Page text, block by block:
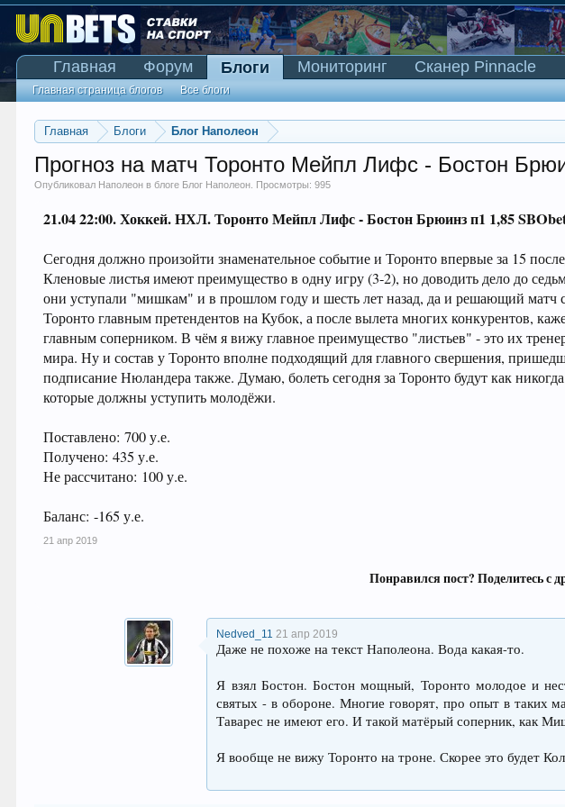
Главная Блоги Блог Наполеон
Прогноз на матч Торонто Мейпл Лифс - Бостон
Опубликовал Наполеон в блоге Блог Наполеон . Просмотры: 995
21.04 22:00.Хоккей. НХЛ.Торонто Мейпл Лифс - Бостон Брюинзп1 1,85
Сегодня должно произойти знаменательное событие и Торонто впервые за 15
Кленовые листья имеют преимущество в одну игру (3-2), но доводить дело до
они уступали "мишкам" и в прошлом году и шесть лет назад, да и решающий матч
Торонто главным претендентов на Кубок, а после вылета многих конкурентов,
главным соперником. В чём я вижу главное преимущество "листьев" - это их
мира. Ну и состав у Торонто вполне подходящий для главного свершения,
подписание Нюландера также. Думаю, болеть сегодня за Торонто будут как
которые должны уступить молодёжи.
Поставлено: 700 у.е.
Получено: 435 у.е.
Не рассчитано: 100 у.е.
Баланс: -165 у.е.
21 апр 2019
Понравился пост? Поделитесь с
Nedved_11 21 апр 2019
Даже не похоже на текст Наполеона. Вода какая-то.
Я взял Бостон. Бостон мощный, Торонто молодое и
святых - в обороне. Многие говорят, про опыт в таких
Таварес не имеют его. И такой матёрый соперник, как
Я вообще не вижу Торонто на троне. Скорее это будет
Главная Форум Блоги
Главная страница блогов Все блоги
Мониторинг Сканер Pinnacle